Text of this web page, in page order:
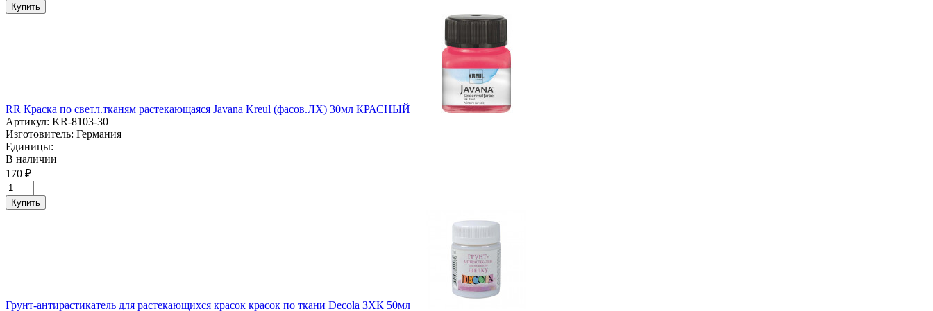
Купить
RR Краска по светл.тканям растекающаяся Javana Kreul (фасов.ЛХ) 30мл КРАСНЫЙ
Артикул: KR-8103-30
Изготовитель: Германия
Единицы:
В наличии
170 ₽
Купить
Грунт-антирастикатель для растекающихся красок красок по ткани Decola ЗХК 50мл